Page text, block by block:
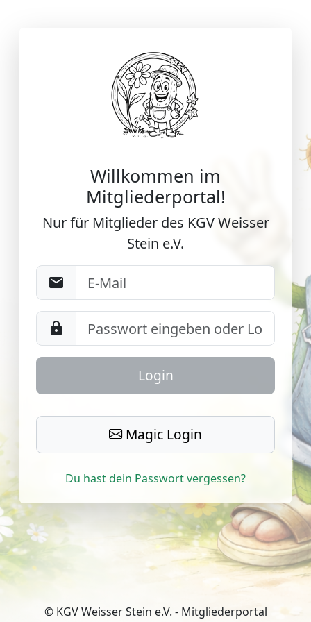
Willkommen im
Mitgliederportal!
Nur für Mitglieder des KGV Weisser
Stein e.V.
email
lock
Login
Magic Login
Du hast dein Passwort vergessen?
© KGV Weisser Stein e.V. - Mitgliederportal